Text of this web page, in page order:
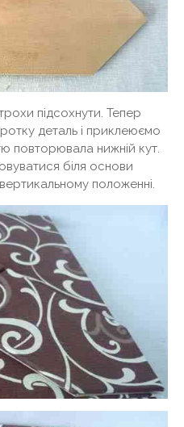
підсохнути. Тепер
деталь і приклеюємо
повторювала нижній кут.
біля основи
положенні.